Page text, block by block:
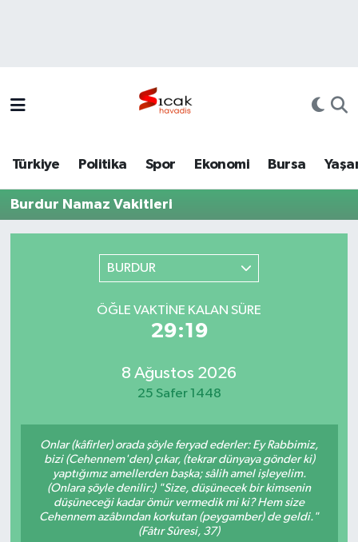
Türkiye Politika Spor Ekonomi Bursa
Burdur Namaz Vakitleri
BURDUR
ÖĞLE VAKTINE KALAN SÜRE
29:19
8 Ağustos 2026
25 Safer 1448
Onlar (kâfirler) orada şöyle feryad ederler: Ey Rabbimiz,
bizi (Cehennem'den) çıkar, (tekrar dünyaya gönder ki)
yaptığımız amellerden başka; sâlih amel işleyelim.
(Onlara şöyle denilir:) "Size, düşünecek bir kimsenin
düşüneceği kadar ömür vermedik mi ki? Hem size
Cehennem azâbından korkutan (peygamber) de geldi."
(Fâtır Sûresi, 37)
Politika
Sağlık
Dünya
Magazin
Tüm Manşetler
Son Dakika Haberleri
Haber Arşivi